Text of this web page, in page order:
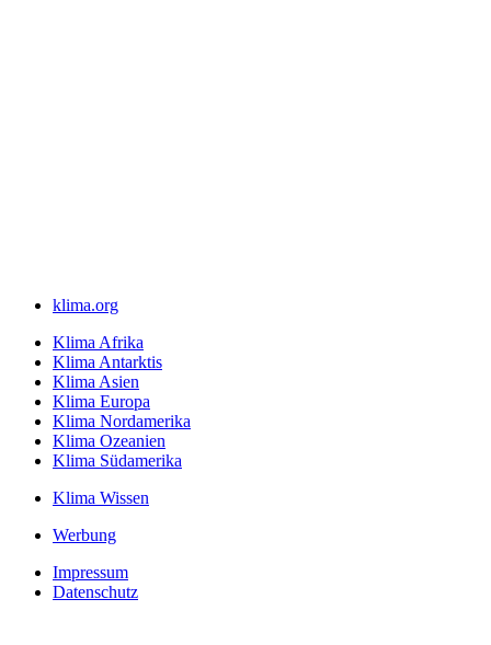
klima.org
Klima Afrika
Klima Antarktis
Klima Asien
Klima Europa
Klima Nordamerika
Klima Ozeanien
Klima Südamerika
Klima Wissen
Werbung
Impressum
Datenschutz